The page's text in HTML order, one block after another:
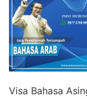
Visa Bahasa